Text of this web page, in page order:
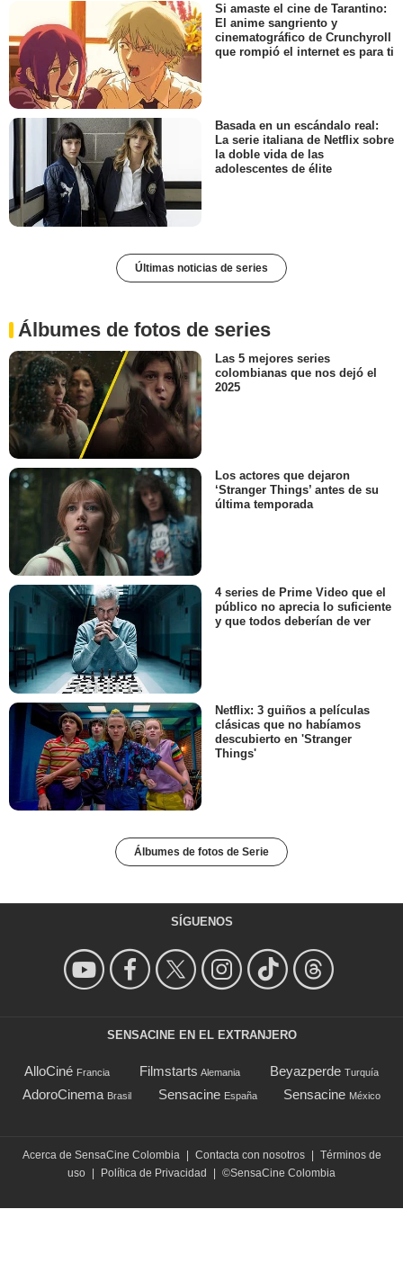
Si amaste el cine de Tarantino:
El anime sangriento y
cinematográfico de Crunchyroll
que rompió el internet es para ti
Basada en un escándalo real:
La serie italiana de Netflix sobre
la doble vida de las
adolescentes de élite
Últimas noticias de series
Álbumes de fotos de series
Las 5 mejores series
colombianas que nos dejó el
2025
Los actores que dejaron
‘Stranger Things’ antes de su
última temporada
4 series de Prime Video que el
público no aprecia lo suficiente
y que todos deberían de ver
Netflix: 3 guiños a películas
clásicas que no habíamos
descubierto en 'Stranger
Things'
Álbumes de fotos de Serie
SÍGUENOS
SENSACINE EN EL EXTRANJERO
AlloCiné Francia Filmstarts Alemania Beyazperde Turquía
AdoroCinema Brasil Sensacine España Sensacine México
Acerca de SensaCine Colombia Contacta con nosotros
Términos de
uso
Política de Privacidad ©SensaCine Colombia